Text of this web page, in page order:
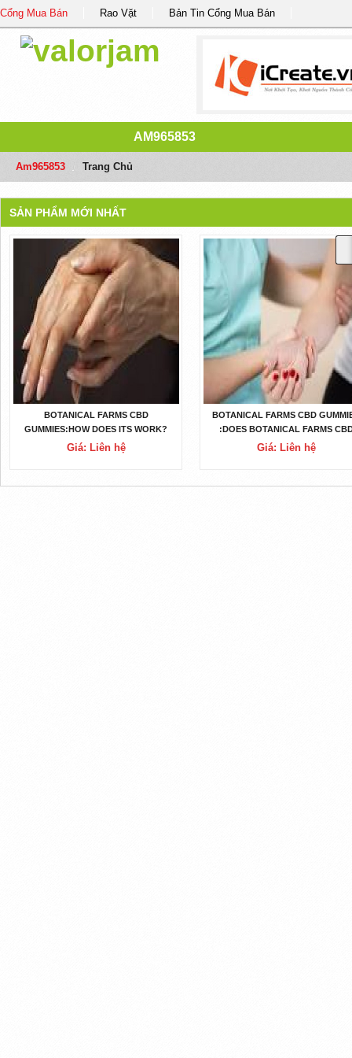
Cổng Mua Bán Rao Vặt Bản Tin Cổng Mua Bán
AM965853
Am965853 Trang Chủ
SẢN PHẨM MỚI NHẤT
BOTANICAL FARMS CBD
GUMMIES:HOW DOES ITS WORK?
Giá: Liên hệ
BOTANICAL FARMS CBD
:DOES BOTANICAL FARMS
GUMMIES REALLY WORK?
Giá: Liên hệ